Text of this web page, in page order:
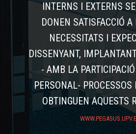
INTERNS I EXTERNS
DONEN SATISFACCIÓ A
NECESSITATS I
DISSENYANT,
- AMB LA
PERSONAL- PROCESSOS
OBTINGUEN AQUESTS